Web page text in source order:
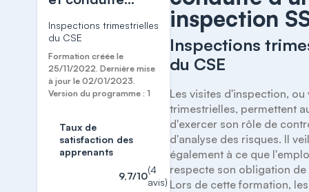
d'une inspection
SSCT
Inspections trimestrielles
du CSE
Formation créée le
25/11/2022. Dernière mise
à jour le 02/01/2023.
Version du programme : 1
Taux de
satisfaction des
apprenants
9,7/10
(4
avis)
inspection
Inspections
du CSE
Les visites d'inspection, ou
trimestrielles, permettent
d'exercer son rôle de
d'analyse des risques. Il
également à ce que
respecte son obligation de
Lors de cette formation,